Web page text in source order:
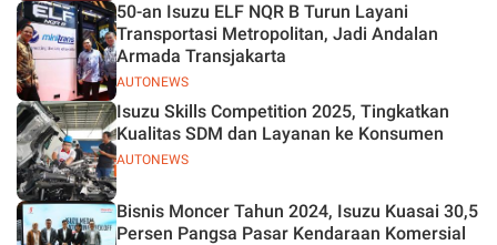
AUTONEWS
50-an Isuzu ELF NQR B Turun Layani
Transportasi Metropolitan, Jadi Andalan
Armada Transjakarta
AUTONEWS
Isuzu Skills Competition 2025, Tingkatkan
Kualitas SDM dan Layanan ke Konsumen
Bisnis Moncer Tahun 2024, Isuzu Kuasai 30,5
Persen Pangsa Pasar Kendaraan Komersial